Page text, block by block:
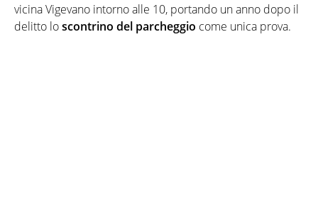
vicina Vigevano intorno alle 10, portando un anno dopo il
delitto loscontrino del parcheggio come unica prova.